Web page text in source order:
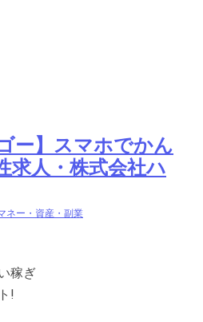
ー】スマホでかん
求人・株式会社ハ
ネー・資産・副業
稼ぎ
!